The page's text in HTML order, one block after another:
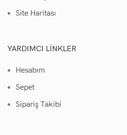
Site Haritası
YARDIMCI LINKLER
Hesabım
Sepet
Sipariş Takibi